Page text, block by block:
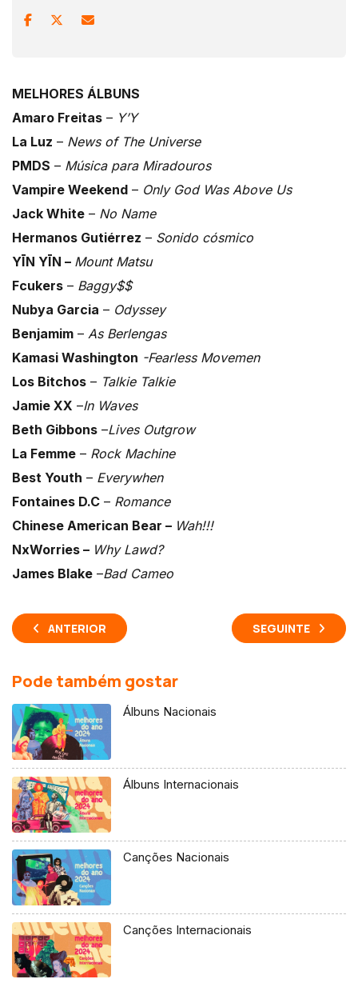
MELHORES ÁLBUNS
Amaro Freitas – Y’Y
La Luz – News of The Universe
PMDS – Música para Miradouros
Vampire Weekend – Only God Was Above Us
Jack White – No Name
Hermanos Gutiérrez – Sonido cósmico
YĪN YĪN – Mount Matsu
Fcukers – Baggy$$
Nubya Garcia – Odyssey
Benjamim – As Berlengas
Kamasi Washington -Fearless Movemen
Los Bitchos – Talkie Talkie
Jamie XX –In Waves
Beth Gibbons –Lives Outgrow
La Femme – Rock Machine
Best Youth – Everywhen
Fontaines D.C – Romance
Chinese American Bear – Wah!!!
NxWorries – Why Lawd?
James Blake –Bad Cameo
ANTERIOR SEGUINTE
Pode também gostar
Álbuns Nacionais
Álbuns Internacionais
Canções Nacionais
Canções Internacionais